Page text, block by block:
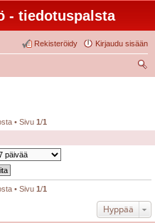
- tiedotuspalsta
Kirjaudu sisään
Rekisteröidy
• Sivu 1/1
• Sivu 1/1
Hyppää